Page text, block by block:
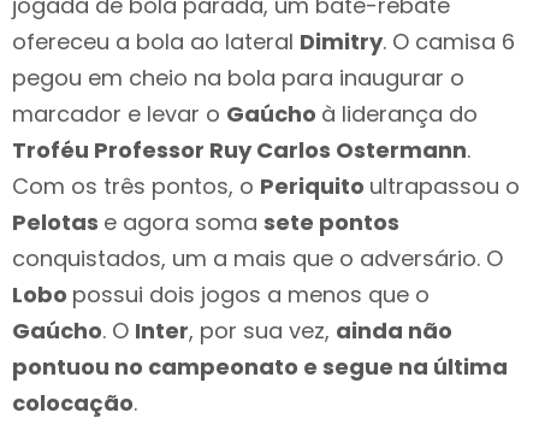
ofereceu a bola ao lateral Dimitry. O camisa 6
pegou em cheio na bola para inaugurar o
marcador e levar o Gaúcho à liderança do
Troféu Professor Ruy Carlos Ostermann.
Com os três pontos, o Periquito ultrapassou o
Pelotas e agora soma sete pontos
conquistados, um a mais que o adversário. O
Lobo possui dois jogos a menos que o
Gaúcho. O Inter, por sua vez, ainda não
pontuou no campeonato e segue na última
colocação.